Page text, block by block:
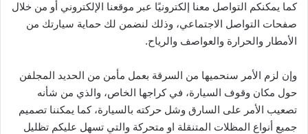
كما يمكنكم التواصل معنا إلكترونيًا عبر موقعنا الإلكتروني أو من خلال
صفحات التواصل الاجتماعي، وذلك لنضمن لك حماية سيارتك من
الأمطار والحرارة والعواصف والرياح.
وإن لزم الأمر سنحميها من السرقة بعمل مأمن من الحديد المجلفن
حول مكان وقوف السيارة، في كراجها الخاص، والذي من شأنه
تصعيب الأمر على السارق وشل حركته بالسيارة، كما يمكننا تصميم
جميع أنواع المظلات المتنقلة او متحركة والتي تسهل عليكم تظليل